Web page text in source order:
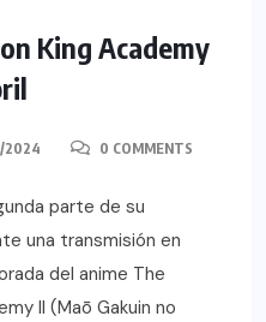
King Academy
2024 0 COMMENTS
parte de su
una transmisión en
del anime The
II (Maō Gakuin no